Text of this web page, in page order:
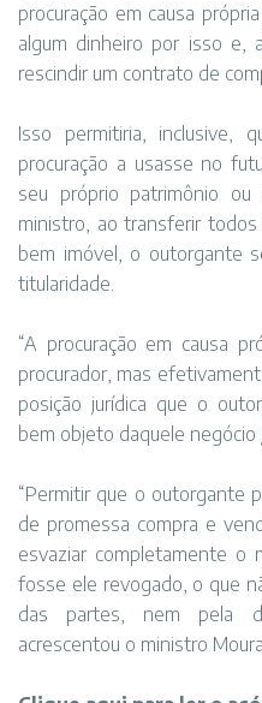
procuração em causa
algum dinheiro por isso e,
rescindir um contrato de
Isso permitiria, inclusive,
procuração a usasse no
seu próprio patrimônio
ministro, ao transferir
bem imóvel, o outorgante
titularidade.
“A procuração em causa
procurador, mas
posição jurídica que o
bem objeto daquele negócio
“Permitir que o outorgante
de promessa compra e
esvaziar completamente o
fosse ele revogado, o que
das partes, nem pela
acrescentou o ministro